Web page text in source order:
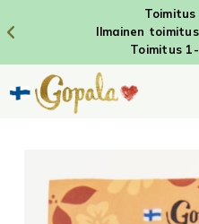
Toimitus
Ilmainen
Toimitus